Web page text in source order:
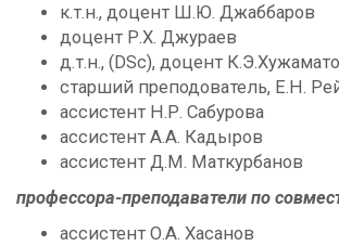
к.т.н., доцент Ш.Ю. Джаббаров
доцент Р.Х. Джураев
д.т.н., (DSc), доцент
старший преподователь, Е.Н.
ассистент Н.Р. Сабурова
ассистент А.А. Кадыров
ассистент Д.М. Маткурбанов
профессора-преподаватели по
ассистент О.А. Хасанов